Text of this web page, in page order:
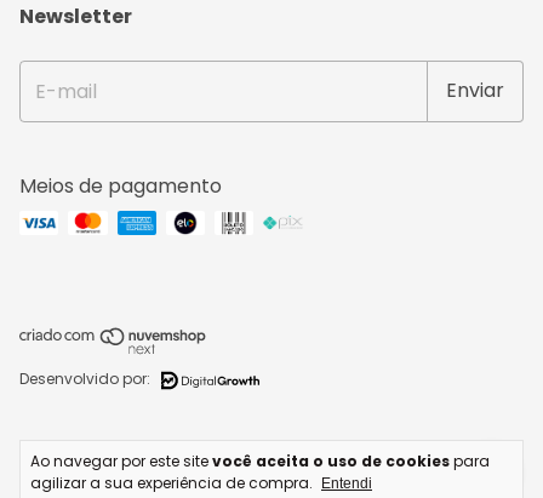
Ao navegar por este sitevocê aceita o uso de cookiespara
agilizar a sua experiência de compra.
Entendi
Newsletter
Meios de pagamento
Desenvolvido por:
Todos os direitos reservados.